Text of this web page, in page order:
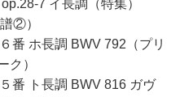
7 イ長調（特集）
②）
番 ホ長調 BWV 792（プリ
ク）
番 ト長調 BWV 816 ガヴ